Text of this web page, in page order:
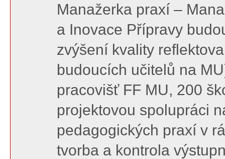
Manažerka praxí –
a Inovace Přípravy
zvýšení kvality
budoucích učitelů na
pracovišť FF MU, 200
projektovou spolupráci
pedagogických praxí v
tvorba a kontrola